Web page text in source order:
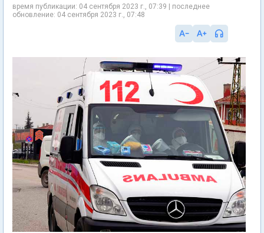
время публикации: 04 сентября 2023 г., 07:39 | последнее
обновление: 04 сентября 2023 г., 07:48